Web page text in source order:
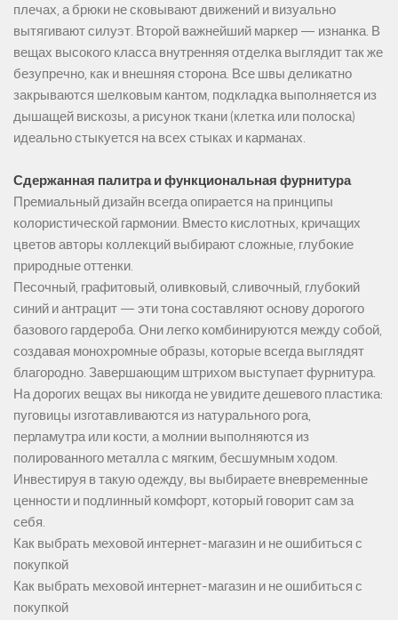
плечах, а брюки не сковывают движений и визуально
вытягивают силуэт. Второй важнейший маркер — изнанка. В
вещах высокого класса внутренняя отделка выглядит так же
безупречно, как и внешняя сторона. Все швы деликатно
закрываются шелковым кантом, подкладка выполняется из
дышащей вискозы, а рисунок ткани (клетка или полоска)
идеально стыкуется на всех стыках и карманах.
Сдержанная палитра и функциональная фурнитура
Премиальный дизайн всегда опирается на принципы
колористической гармонии. Вместо кислотных, кричащих
цветов авторы коллекций выбирают сложные, глубокие
природные оттенки.
Песочный, графитовый, оливковый, сливочный, глубокий
синий и антрацит — эти тона составляют основу дорогого
базового гардероба. Они легко комбинируются между собой,
создавая монохромные образы, которые всегда выглядят
благородно. Завершающим штрихом выступает фурнитура.
На дорогих вещах вы никогда не увидите дешевого пластика:
пуговицы изготавливаются из натурального рога,
перламутра или кости, а молнии выполняются из
полированного металла с мягким, бесшумным ходом.
Инвестируя в такую одежду, вы выбираете вневременные
ценности и подлинный комфорт, который говорит сам за
себя.
Как выбрать меховой интернет-магазин и не ошибиться с
покупкой
Как выбрать меховой интернет-магазин и не ошибиться с
покупкой